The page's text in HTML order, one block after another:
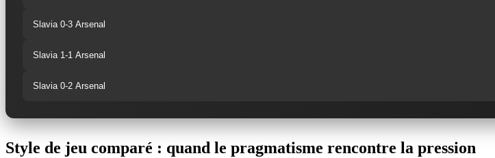
Slavia 0-3 Arsenal
Slavia 1-1 Arsenal
Slavia 0-2 Arsenal
Style de jeu comparé : quand le pragmatisme rencontre la pression